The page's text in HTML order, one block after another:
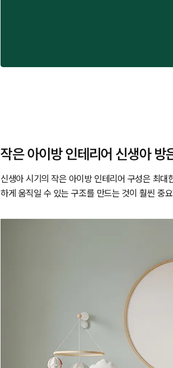
작은 아이방 인테리어 신생아 방
신생아 시기의 작은 아이방 인테리어 구성은 최
하게 움직일 수 있는 구조를 만드는 것이 훨씬 중